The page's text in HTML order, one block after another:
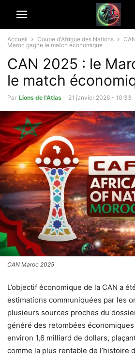
Accueil Coupe d'Afrique des Nations
Maroc gagne le match économique
CAN 2025 : le
le match
Par Lions de l'Atlas - 21 janvier 2026 - 10:33
CAN Maroc 2025
L’objectif économique de la CAN a
estimations communiquées par les
plusieurs sources proches du
généré des retombées
environ 1,6 milliard de dollars,
comme la plus rentable de l’histoire